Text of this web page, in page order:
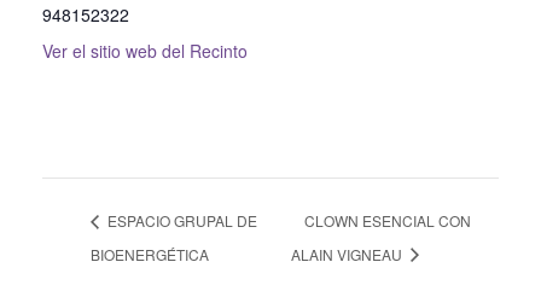
948152322
Ver el sitio web del Recinto
ESPACIO GRUPAL DE
BIOENERGÉTICA
CLOWN ESENCIAL CON
ALAIN VIGNEAU